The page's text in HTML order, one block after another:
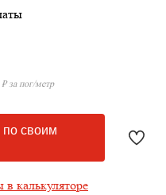
за пог/метр
по своим
в калькуляторе